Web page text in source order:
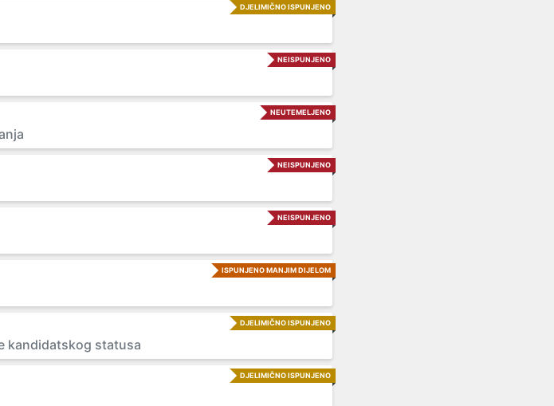
DJELIMIČNO ISPUNJENO
NEISPUNJENO
NEUTEMELJENO
NEISPUNJENO
NEISPUNJENO
ISPUNJENO MANJIM DIJELOM
DJELIMIČNO ISPUNJENO
kandidatskog statusa
DJELIMIČNO ISPUNJENO